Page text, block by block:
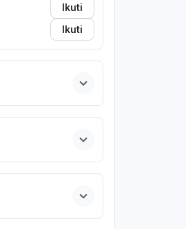
Ikuti
Ikuti